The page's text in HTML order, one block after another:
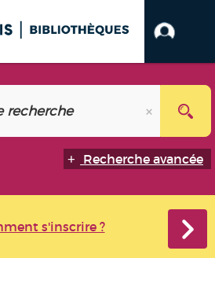
Recherche avancée
s'inscrire ?